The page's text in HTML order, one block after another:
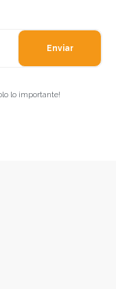
Enviar
lo importante!